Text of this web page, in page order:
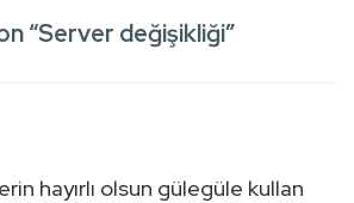
is
“Server değişikliği”
hayırlı olsun gülegüle kullan